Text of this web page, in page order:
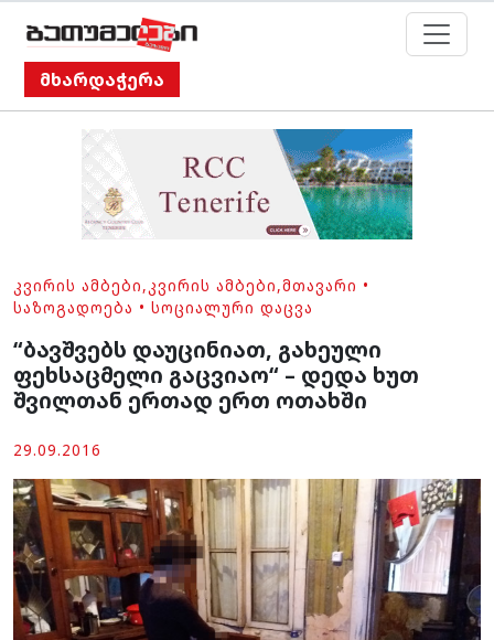
მხარდაჭერა
ᲙᲕᲘᲠᲘᲡ ᲐᲛᲑᲔᲑᲘ,ᲙᲕᲘᲠᲘᲡ ᲐᲛᲑᲔᲑᲘ,ᲛᲗᲐᲕᲐᲠᲘ •
ᲡᲐᲖᲝᲒᲐᲓᲝᲔᲑᲐ • ᲡᲝᲪᲘᲐᲚᲣᲠᲘ ᲓᲐᲪᲕᲐ
“ბავშვებს დაუცინიათ, გახეული
ფეხსაცმელი გაცვიაო“ – დედა ხუთ
შვილთან ერთად ერთ ოთახში
29.09.2016